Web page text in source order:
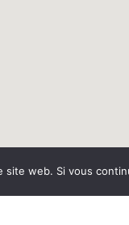
web. Si vous